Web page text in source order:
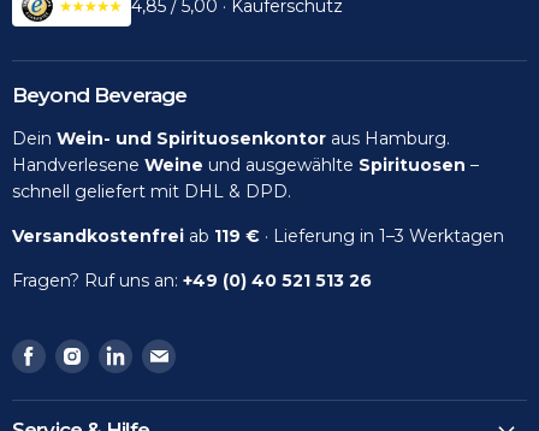
4,85 / 5,00 · Käuferschutz
Beyond Beverage
Dein Wein- und Spirituosenkontor aus Hamburg.
Handverlesene Weine und ausgewählte Spirituosen –
schnell geliefert mit DHL & DPD.
Versandkostenfrei ab 119 € · Lieferung in 1–3 Werktagen
Fragen? Ruf uns an: +49 (0) 40 521 513 26
Finden
Sie
uns
Finden
Sie
uns
Finden
Sie
uns
Finden
uns